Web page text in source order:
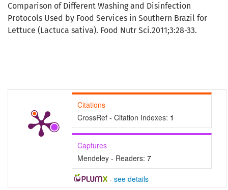
Citations
CrossRef - Citation Indexes: 1
Captures
Mendeley - Readers: 7
- see details
Comparison of Different Washing and Disinfection
Protocols Used by Food Services in Southern Brazil for
Lettuce (Lactuca sativa). Food Nutr Sci.2011;3:28-33.